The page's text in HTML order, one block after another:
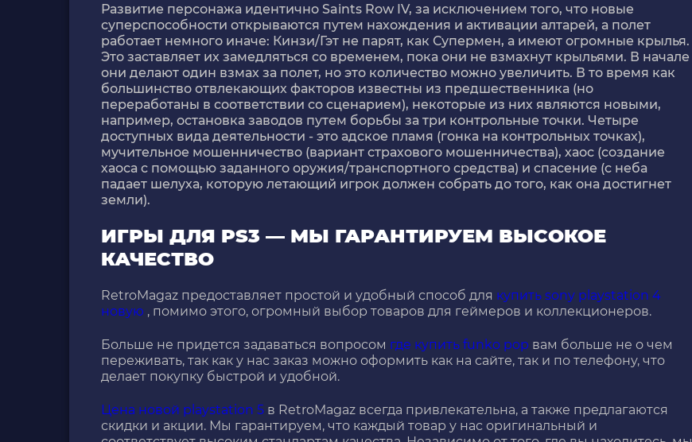
Развитие персонажа идентично Saints Row IV, за исключением того, что новые
суперспособности открываются путем нахождения и активации алтарей, а полет
работает немного иначе: Кинзи/Гэт не парят, как Супермен, а имеют огромные крылья.
Это заставляет их замедляться со временем, пока они не взмахнут крыльями. В начале
они делают один взмах за полет, но это количество можно увеличить. В то время как
большинство отвлекающих факторов известны из предшественника (но
переработаны в соответствии со сценарием), некоторые из них являются новыми,
например, остановка заводов путем борьбы за три контрольные точки. Четыре
доступных вида деятельности - это адское пламя (гонка на контрольных точках),
мучительное мошенничество (вариант страхового мошенничества), хаос (создание
хаоса с помощью заданного оружия/транспортного средства) и спасение (с неба
падает шелуха, которую летающий игрок должен собрать до того, как она достигнет
земли).
ИГРЫ ДЛЯ PS3 — МЫ ГАРАНТИРУЕМ ВЫСОКОЕ
КАЧЕСТВО
RetroMagaz предоставляет простой и удобный способ для купить sony playstation 4
новую , помимо этого, огромный выбор товаров для геймеров и коллекционеров.
Больше не придется задаваться вопросом где купить funko pop вам больше не о чем
переживать, так как у нас заказ можно оформить как на сайте, так и по телефону, что
делает покупку быстрой и удобной.
Цена новой playstation 5 в RetroMagaz всегда привлекательна, а также предлагаются
скидки и акции. Мы гарантируем, что каждый товар у нас оригинальный и